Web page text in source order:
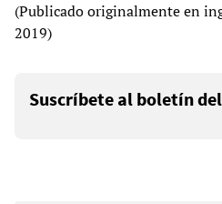
(Publicado originalmente en
2019)
Suscríbete al boletín del